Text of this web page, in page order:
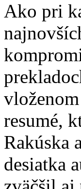
Ako pri
resumé,
Rakúska
desiatka